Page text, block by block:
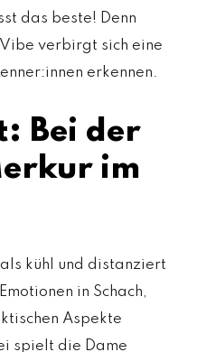
das beste! Denn
verbirgt sich eine
erkennen.
Bei der
im
kühl und distanziert
in Schach,
Aspekte
spielt die Dame